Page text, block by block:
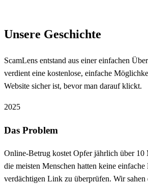
Unsere Geschichte
ScamLens entstand aus einer einfachen
verdient eine kostenlose, einfache
Website sicher ist, bevor man darauf klickt.
2025
Das Problem
Online-Betrug kostet Opfer jährlich über
die meisten Menschen hatten keine
verdächtigen Link zu überprüfen. Wir sahen